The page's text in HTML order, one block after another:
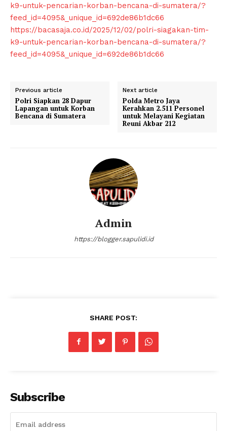
SUBSCRIBE NOW
k9-untuk-pencarian-korban-bencana-di-sumatera/?
feed_id=4095&_unique_id=692de86b1dc66
https://bacasaja.co.id/2025/12/02/polri-siagakan-tim-
k9-untuk-pencarian-korban-bencana-di-sumatera/?
feed_id=4095&_unique_id=692de86b1dc66
Previous article
Polri Siapkan 28 Dapur
Lapangan untuk Korban
Bencana di Sumatera
Next article
Polda Metro Jaya
Kerahkan 2.511 Personel
untuk Melayani Kegiatan
Reuni Akbar 212
Admin
https://blogger.sapulidi.id
SHARE POST:
Subscribe